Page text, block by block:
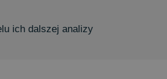
ich dalszej analizy